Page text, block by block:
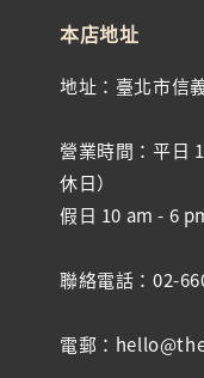
本店地址
地址：臺北市信
營業時間：平日
休日）
假日 10 am - 6
聯絡電話：02-
電郵：